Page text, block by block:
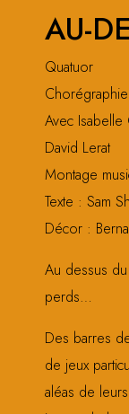
AU-
Quatuor
Avec
David Lerat
Montage
Texte : Sam
Décor :
Au dessus
perds…
Des barres
de jeux
aléas de